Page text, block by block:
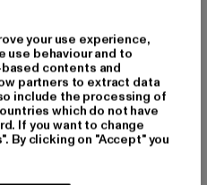
your use experience,
use behaviour and to
contents and
partners to extract data
include the processing of
which do not have
If you want to change
By clicking on "Accept" you